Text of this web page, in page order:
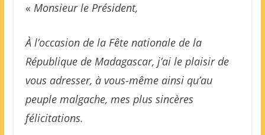
« Monsieur le Président,
À l’occasion de la Fête nationale de la
République de Madagascar, j’ai le plaisir de
vous adresser, à vous-même ainsi qu’au
peuple malgache, mes plus sincères
félicitations.